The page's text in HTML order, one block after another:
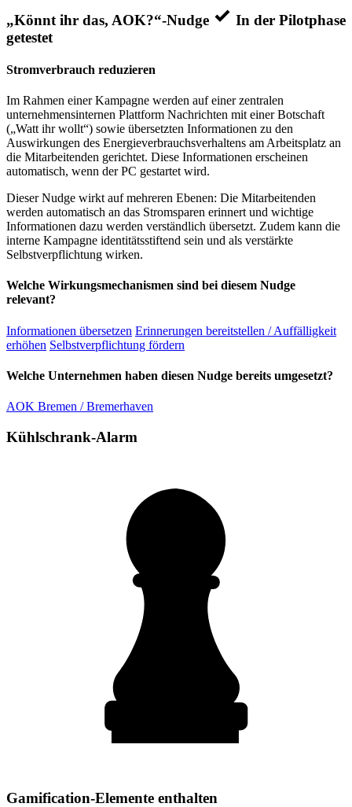
„Könnt ihr das, AOK?“-Nudge
In der Pilotphase
getestet
Stromverbrauch reduzieren
Im Rahmen einer Kampagne werden auf einer zentralen
unternehmensinternen Plattform Nachrichten mit einer Botschaft
(„Watt ihr wollt“) sowie übersetzten Informationen zu den
Auswirkungen des Energieverbrauchsverhaltens am Arbeitsplatz an
die Mitarbeitenden gerichtet. Diese Informationen erscheinen
automatisch, wenn der PC gestartet wird.
Dieser Nudge wirkt auf mehreren Ebenen: Die Mitarbeitenden
werden automatisch an das Stromsparen erinnert und wichtige
Informationen dazu werden verständlich übersetzt. Zudem kann die
interne Kampagne identitätsstiftend sein und als verstärkte
Selbstverpflichtung wirken.
Welche Wirkungsmechanismen sind bei diesem Nudge
relevant?
Informationen übersetzen Erinnerungen bereitstellen / Auffälligkeit
erhöhen Selbstverpflichtung fördern
Welche Unternehmen haben diesen Nudge bereits umgesetzt?
AOK Bremen / Bremerhaven
Kühlschrank-Alarm
Gamification-Elemente enthalten